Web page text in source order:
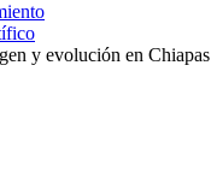
y evolución en Chiapas